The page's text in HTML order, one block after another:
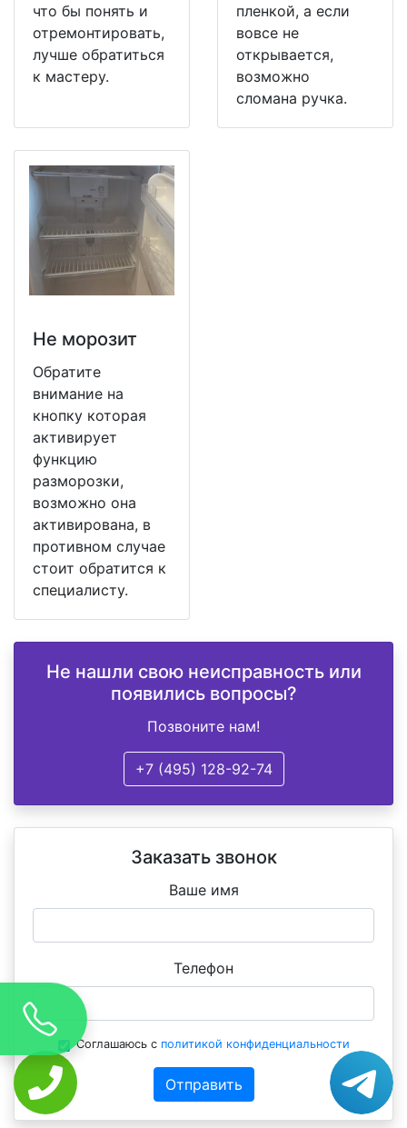
что бы понять и
отремонтировать,
лучше обратиться
к мастеру.
пленкой, а если
вовсе не
открывается,
возможно
сломана ручка.
Не морозит
Обратите
внимание на
кнопку которая
активирует
функцию
разморозки,
возможно она
активирована, в
противном случае
стоит обратится к
специалисту.
Не нашли свою неисправность или
появились вопросы?
Позвоните нам!
+7 (495) 128-92-74
Заказать звонок
Ваше имя
Телефон
Соглашаюсь с политикой конфиденциальности
Отправить